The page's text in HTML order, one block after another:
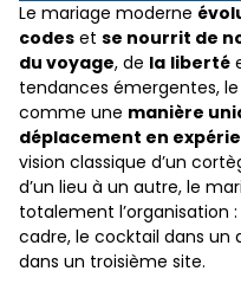
Le mariage moderne
codes et se nourrit de
du voyage, de la liberté
tendances émergentes, le
comme une manière
déplacement en
vision classique d’un
d’un lieu à un autre, le
totalement l’organisation
cadre, le cocktail dans un
dans un troisième site.